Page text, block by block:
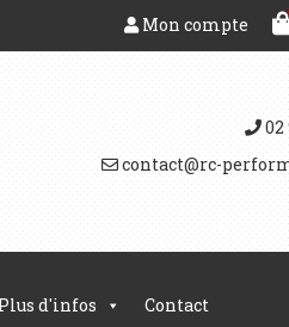
Mon compte
02
contact@rc-
Plus d'infos Contact